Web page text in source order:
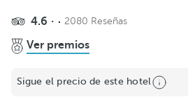
Compartir
4.6 2080 Reseñas
Ver premios
Sigue el precio de este hotel